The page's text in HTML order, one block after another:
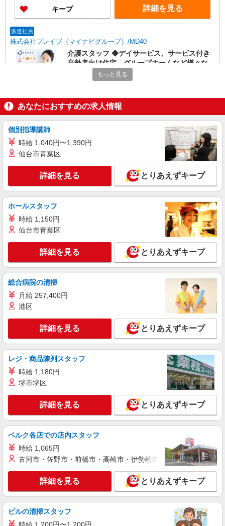
キープ 詳細を見る
派遣社員
株式会社ブレイブ（マイナビグループ）/MD40
介護スタッフ ◆デイサービス、サービス付き
高齢者向け住宅、グループホームなど様々な勤
務先から選べます。
未経験：時給1400〜1600円（資格・経験によ
日）＝31万6800円 ◆昇給あり ◆支払い方法 ※日
払い/週払い/月払い対応も可能です。詳しくは面談
時にご相談ください。 ◆交通費：別途全額支給 ※
福岡県福岡市早良区 【最寄駅】 ◆福岡市地下
鉄空港線「西新駅」 ◆福岡市地下鉄空港線「藤崎
駅」 ◆福岡市地下鉄空港線「室見駅」 ★その他、
詳細を見る
派遣社員
藤崎駅≫家庭的でこぢんまりしたグルホ＊家事
時給1450円〜2062円 ＜日払い有/週払い有/交
詳細を見る
派遣社員
株式会社kotrio /●FK-H-2068662
＼収入アップを全面サポート／小規模デイ
STAFF｜資格支援制度あり
時給1450円〜2062円 ＜日払い有/週払い有/交
福岡市早良区西新
キープ 詳細を見る
派遣社員
株式会社kotrio /●FK-H-2067897
福岡市早良区｜まずは送迎業務で活躍しよう◎
デイサービスSTAFF
時給1450円〜2062円 ＜日払い有/週払い有/交
通費全支給(ガソリン代含む)＞
福岡市早良区
キープ 詳細を見る
株式会社kotrio /●FK-H-1981384
西新駅｜リハビリ補助などのデイサービス
STAFF♪未経験OK
もっと見る
あなたにおすすめの求人情報
個別指導講師
時給 1,040円〜1,390円
仙台市青葉区
詳細を見る とりあえずキープ
ホールスタッフ
時給 1,150円
仙台市青葉区
詳細を見る とりあえずキープ
総合病院の清掃
月給 257,400円
港区
詳細を見る とりあえずキープ
レジ・商品陳列スタッフ
時給 1,180円
堺市堺区
詳細を見る とりあえずキープ
ベルク各店での店内スタッフ
時給 1,065円
古河市・佐野市・前橋市・高崎市・伊勢崎市・太田市・館林市
詳細を見る とりあえずキープ
ビルの清掃スタッフ